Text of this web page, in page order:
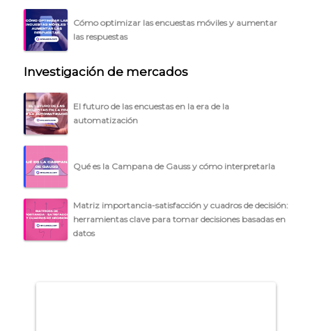
ACCEDER →
Cómo optimizar las encuestas móviles y aumentar
las respuestas
Investigación de mercados
El futuro de las encuestas en la era de la
automatización
Qué es la Campana de Gauss y cómo interpretarla
Matriz importancia-satisfacción y cuadros de decisión:
herramientas clave para tomar decisiones basadas en
datos